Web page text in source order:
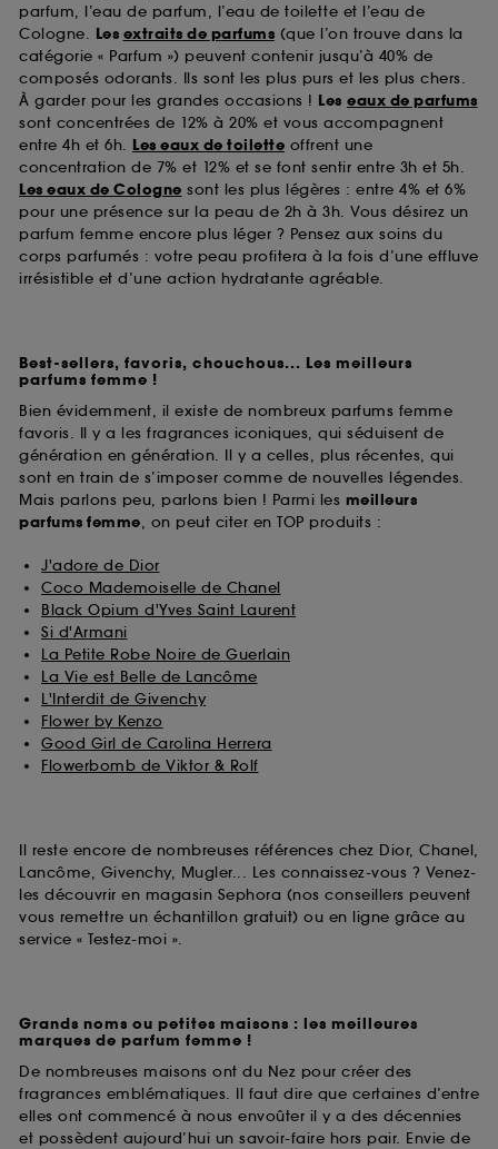
parfum, l’eau de parfum, l’eau de toilette et l’eau de
Cologne. Les extraits de parfums (que l’on trouve dans la
catégorie « Parfum ») peuvent contenir jusqu’à 40% de
composés odorants. Ils sont les plus purs et les plus chers.
À garder pour les grandes occasions ! Les eaux de parfums
sont concentrées de 12% à 20% et vous accompagnent
entre 4h et 6h. Les eaux de toilette offrent une
concentration de 7% et 12% et se font sentir entre 3h et 5h.
Les eaux de Cologne sont les plus légères : entre 4% et 6%
pour une présence sur la peau de 2h à 3h. Vous désirez un
parfum femme encore plus léger ? Pensez aux soins du
corps parfumés : votre peau profitera à la fois d’une effluve
irrésistible et d’une action hydratante agréable.
Best-sellers, favoris, chouchous... Les meilleurs
parfums femme !
Bien évidemment, il existe de nombreux parfums femme
favoris. Il y a les fragrances iconiques, qui séduisent de
génération en génération. Il y a celles, plus récentes, qui
sont en train de s’imposer comme de nouvelles légendes.
Mais parlons peu, parlons bien ! Parmi les meilleurs
parfums femme, on peut citer en TOP produits :
J'adore de Dior
Coco Mademoiselle de Chanel
Black Opium d'Yves Saint Laurent
Si d'Armani
La Petite Robe Noire de Guerlain
La Vie est Belle de Lancôme
L'Interdit de Givenchy
Flower by Kenzo
Good Girl de Carolina Herrera
Flowerbomb de Viktor & Rolf
Il reste encore de nombreuses références chez Dior, Chanel,
Lancôme, Givenchy, Mugler... Les connaissez-vous ? Venez-
les découvrir en magasin Sephora (nos conseillers peuvent
vous remettre un échantillon gratuit) ou en ligne grâce au
service « Testez-moi ».
Grands noms ou petites maisons : les meilleures
marques de parfum femme !
De nombreuses maisons ont du Nez pour créer des
fragrances emblématiques. Il faut dire que certaines d’entre
elles ont commencé à nous envoûter il y a des décennies
et possèdent aujourd’hui un savoir-faire hors pair. Envie de